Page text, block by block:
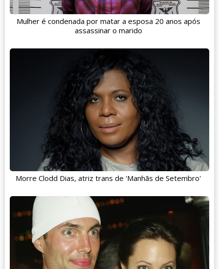
Mulher é condenada por matar a esposa 20 anos após
assassinar o marido
Morre Clodd Dias, atriz trans de 'Manhãs de Setembro'